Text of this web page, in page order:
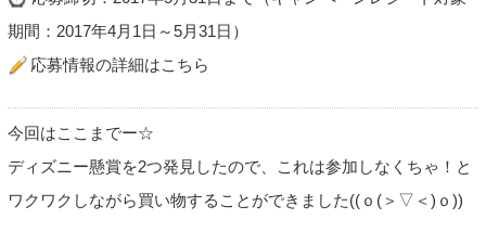
期間：2017年4月1日～5月31日）
応募情報の詳細はこちら
今回はここまでー☆
ディズニー懸賞を2つ発見したので、これは参加しなくちゃ！と
ワクワクしながら買い物することができました((ｏ(＞▽＜)ｏ))